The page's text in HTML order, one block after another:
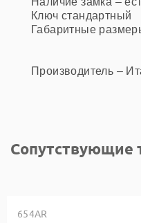
Ключ стандартный
Габаритные
Производитель –
Сопутствующие
654AR